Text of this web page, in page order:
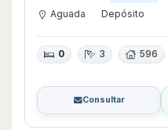
Aguada Depósito
0 3 596
Consultar